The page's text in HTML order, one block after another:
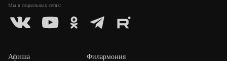
Мы в социальных сетях:
Афиша Филармония